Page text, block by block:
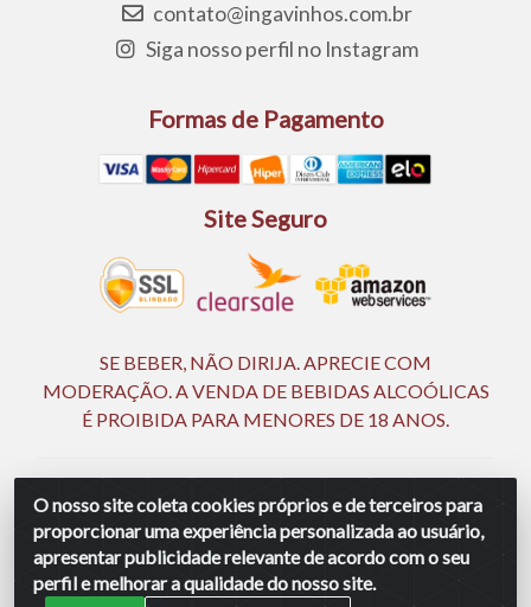
O nosso site coleta cookies próprios e de terceiros para
proporcionar uma experiência personalizada ao usuário,
apresentar publicidade relevante de acordo com o seu
perfil e melhorar a qualidade do nosso site.
contato@ingavinhos.com.br
Siga nosso perfil no Instagram
Formas de Pagamento
Site Seguro
SE BEBER, NÃO DIRIJA. APRECIE COM
MODERAÇÃO. A VENDA DE BEBIDAS ALCOÓLICAS
É PROIBIDA PARA MENORES DE 18 ANOS.
Ingá Distribuidora Ltda | CNPJ 05.390.477/0002-25 -
Rod BR 232, KM 18,5 - S/N - Manassu - CEP 54130-340 -
Jaboatão dos Guararapes/PE